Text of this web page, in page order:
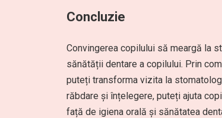
Concluzie
Convingerea copilului să meargă la
sănătății dentare a copilului. Prin
puteți transforma vizita la
răbdare și înțelegere, puteți ajuta
față de igiena orală și sănătatea